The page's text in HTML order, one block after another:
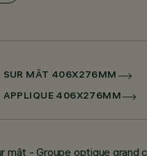
SUR MÂT 406X276MM
APPLIQUE 406X276MM
mât - Groupe optique